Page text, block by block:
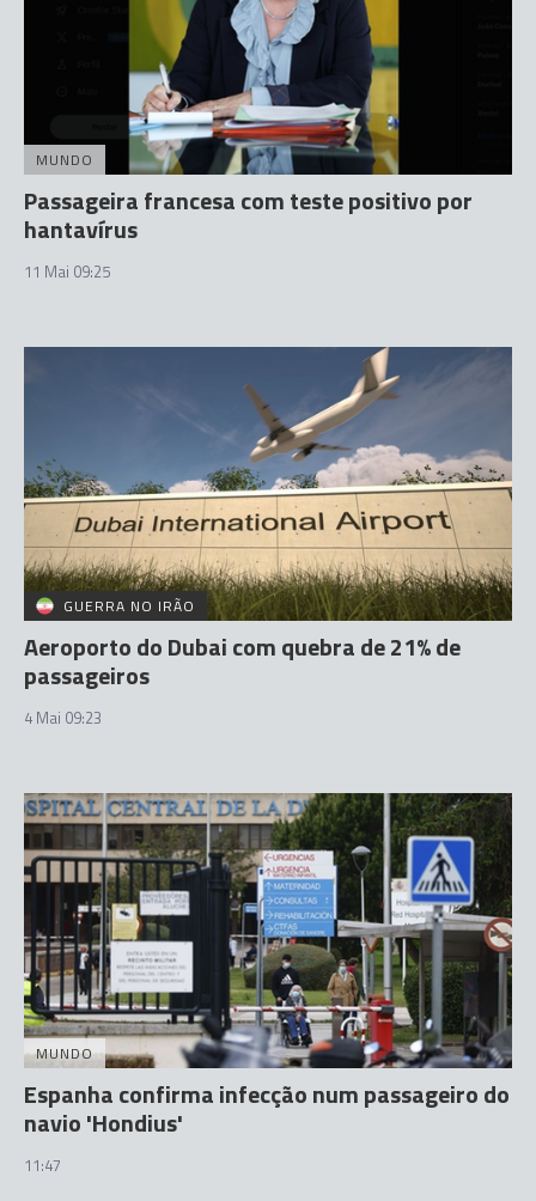
MUNDO
Passageira francesa com teste positivo por
hantavírus
11 Mai 09:25
GUERRA NO IRÃO
Aeroporto do Dubai com quebra de 21% de
passageiros
4 Mai 09:23
MUNDO
Espanha confirma infecção num passageiro do
navio 'Hondius'
11:47